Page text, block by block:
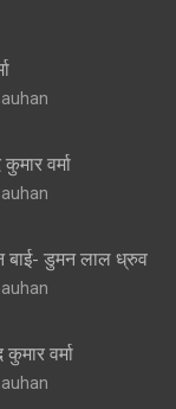
वर्मा
बाई- डुमन लाल ध्रुव
वर्मा